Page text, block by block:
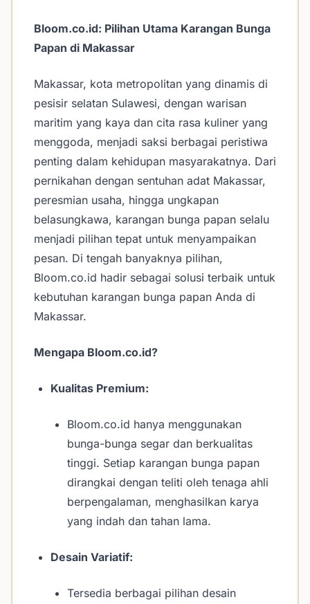
Bloom.co.id: Pilihan Utama Karangan Bunga
Papan di Makassar
Makassar, kota metropolitan yang dinamis di
pesisir selatan Sulawesi, dengan warisan
maritim yang kaya dan cita rasa kuliner yang
menggoda, menjadi saksi berbagai peristiwa
penting dalam kehidupan masyarakatnya. Dari
pernikahan dengan sentuhan adat Makassar,
peresmian usaha, hingga ungkapan
belasungkawa, karangan bunga papan selalu
menjadi pilihan tepat untuk menyampaikan
pesan. Di tengah banyaknya pilihan,
Bloom.co.id hadir sebagai solusi terbaik untuk
kebutuhan karangan bunga papan Anda di
Makassar.
Mengapa Bloom.co.id?
Kualitas Premium:
Bloom.co.id hanya menggunakan
bunga-bunga segar dan berkualitas
tinggi. Setiap karangan bunga papan
dirangkai dengan teliti oleh tenaga ahli
berpengalaman, menghasilkan karya
yang indah dan tahan lama.
Desain Variatif:
Tersedia berbagai pilihan desain